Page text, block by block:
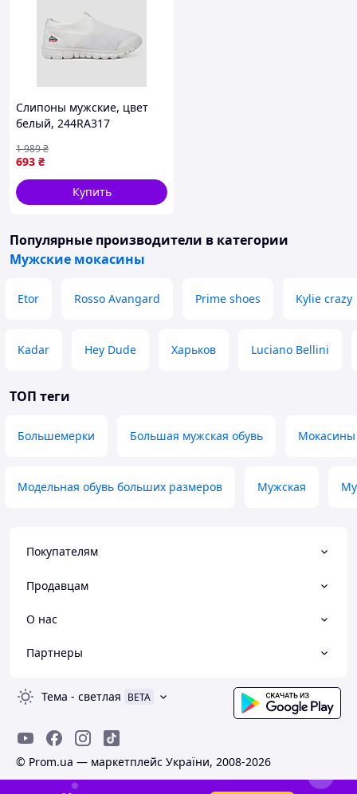
Слипоны мужские, цвет
белый, 244RA317
693 ₴
1 989₴
Купить
Популярные производители в категории
Мужские мокасины
Etor Rosso Avangard Prime shoes Kylie crazy
Kadar Hey Dude Харьков Luciano Bellini
ТОП теги
Большемерки Большая мужская обувь
Модельная обувь больших размеров Мужская
Покупателям
Продавцам
О нас
Партнеры
Тема - светлая BETA
© Prom.ua — маркетплейс України, 2008-2026